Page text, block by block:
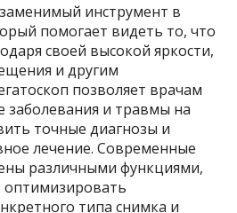
инструмент в
помогает видеть то, что
своей высокой яркости,
и другим
позволяет врачам
заболевания и травмы на
точные диагнозы и
лечение. Современные
различными функциями,
типа снимка и